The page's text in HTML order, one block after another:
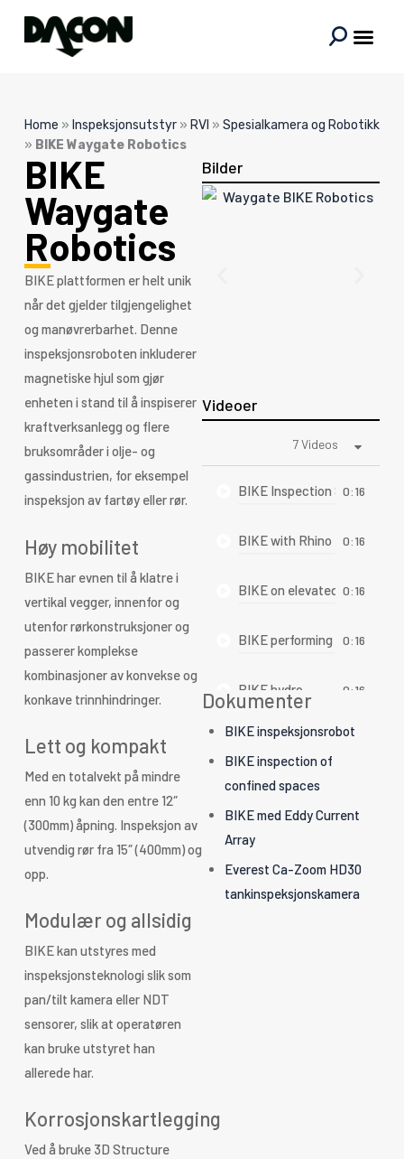
Home » Inspeksjonsutstyr» RVI » Spesialkamera og Robotikk
» BIKE Waygate Robotics
BIKE
Waygate
Robotics
BIKE plattformen er helt unik
når det gjelder tilgjengelighet
og manøvrerbarhet. Denne
inspeksjonsroboten inkluderer
magnetiske hjul som gjør
enheten i stand til å inspiserer
kraftverksanlegg og flere
bruksområder i olje- og
gassindustrien, for eksempel
inspeksjon av fartøy eller rør.
Høy mobilitet
BIKE har evnen til å klatre i
vertikal vegger, innenfor og
utenfor rørkonstruksjoner og
passerer komplekse
kombinasjoner av konvekse og
konkave trinnhindringer.
Lett og kompakt
Med en totalvekt på mindre
enn 10 kg kan den entre 12″
(300mm) åpning. Inspeksjon av
utvendig rør fra 15″ (400mm) og
opp.
Modulær og allsidig
BIKE kan utstyres med
inspeksjonsteknologi slik som
pan/tilt kamera eller NDT
sensorer, slik at operatøren
kan bruke utstyret han
allerede har.
Korrosjonskartlegging
Ved å bruke 3D Structure
Bilder
Videoer
7 Videos
BIKE Inspection Solution
0:16
BIKE with Rhino 3D0:16
BIKE on elevated pipe
0:16
BIKE performing borescope
0:16
BIKE hydro 0:16
BIKE in action 0:16
BIKE Eddy Current Array
Dokumenter
BIKE inspeksjonsrobot
BIKE inspection of
confined spaces
BIKE med Eddy Current
Array
Everest Ca-Zoom HD30
tankinspeksjonskamera